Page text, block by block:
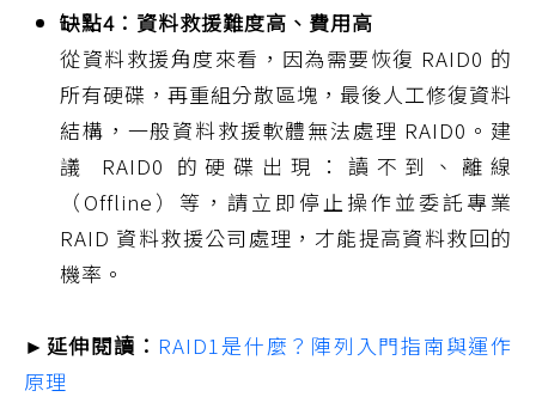
缺點4：資料救援難度高、費用高
從資料救援角度來看，因為需要恢復 RAID0 的
所有硬碟，再重組分散區塊，最後人工修復資料
結構，一般資料救援軟體無法處理 RAID0。建
議 RAID0 的硬碟出現：讀不到、離線
（Offline）等，請立即停止操作並委託專業
RAID 資料救援公司處理，才能提高資料救回的
機率。
►延伸閱讀： RAID1是什麼？陣列入門指南與運作
原理